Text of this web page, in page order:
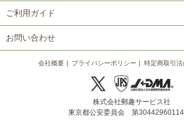
ご利用ガイド
お問い合わせ
会社概要 プライバシーポリシー 特定商取引
株式会社郵趣サービス社
東京都公安委員会 第